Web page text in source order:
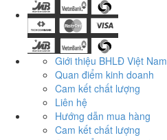
Giới thiệu BHLĐ Việt Nam
Quan điểm kinh doanh
Cam kết chất lượng
Liên hệ
Hướng dẫn mua hàng
Cam kết chất lượng